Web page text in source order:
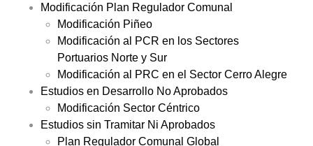
Modificación Plan Regulador Comunal
Modificación Piñeo
Modificación al PCR en los Sectores
Portuarios Norte y Sur
Modificación al PRC en el Sector Cerro Alegre
Estudios en Desarrollo No Aprobados
Modificación Sector Céntrico
Estudios sin Tramitar Ni Aprobados
Plan Regulador Comunal Global